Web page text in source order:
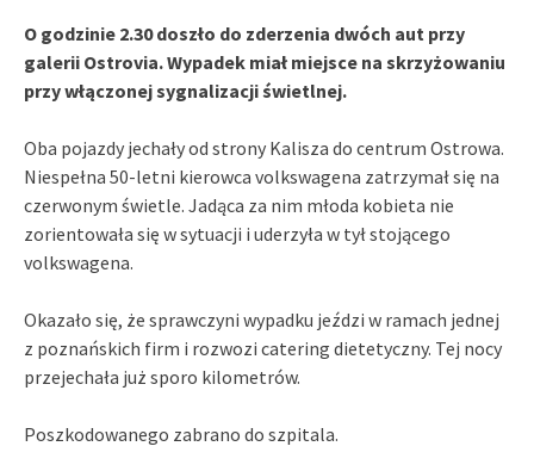
O godzinie 2.30 doszło do zderzenia dwóch aut przy
galerii Ostrovia. Wypadek miał miejsce na skrzyżowaniu
przy włączonej sygnalizacji świetlnej.
Oba pojazdy jechały od strony Kalisza do centrum Ostrowa.
Niespełna 50-letni kierowca volkswagena zatrzymał się na
czerwonym świetle. Jadąca za nim młoda kobieta nie
zorientowała się w sytuacji i uderzyła w tył stojącego
volkswagena.
Okazało się, że sprawczyni wypadku jeździ w ramach jednej
z poznańskich firm i rozwozi catering dietetyczny. Tej nocy
przejechała już sporo kilometrów.
Poszkodowanego zabrano do szpitala.